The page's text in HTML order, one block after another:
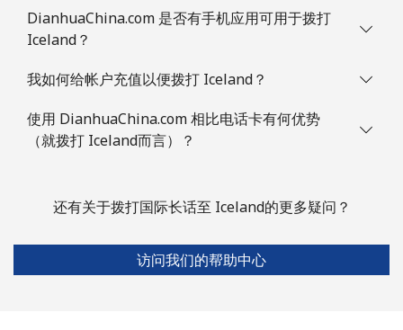
DianhuaChina.com 是否有手机应用可用于拨打
Iceland？
我如何给帐户充值以便拨打 Iceland？
使用 DianhuaChina.com 相比电话卡有何优势
（就拨打 Iceland而言）？
还有关于拨打国际长话至 Iceland的更多疑问？
访问我们的帮助中心